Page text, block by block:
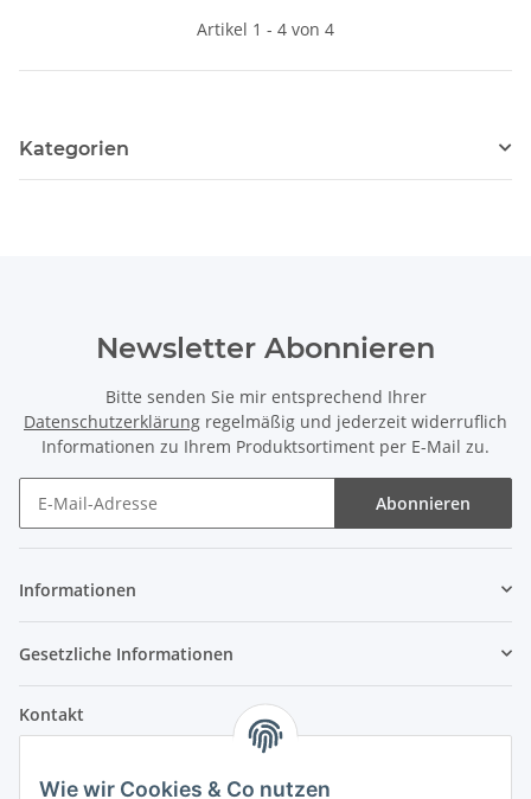
Artikel 1 - 4 von 4
Kategorien
Newsletter Abonnieren
Bitte senden Sie mir entsprechend Ihrer
Datenschutzerklärung regelmäßig und jederzeit widerruflich
Informationen zu Ihrem Produktsortiment per E-Mail zu.
Abonnieren
Informationen
Gesetzliche Informationen
Kontakt
Wie wir Cookies & Co nutzen